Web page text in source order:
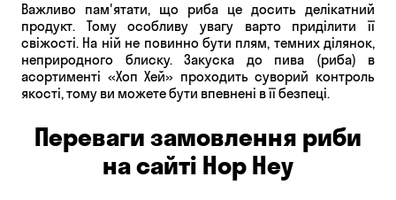
Важливо пам'ятати, що риба це досить делікатний
продукт. Тому особливу увагу варто приділити її
свіжості. На ній не повинно бути плям, темних ділянок,
неприродного блиску. Закуска до пива (риба) в
асортименті «Хоп Хей» проходить суворий контроль
якості, тому ви можете бути впевнені в її безпеці.
Переваги замовлення риби
на сайті Hop Hey